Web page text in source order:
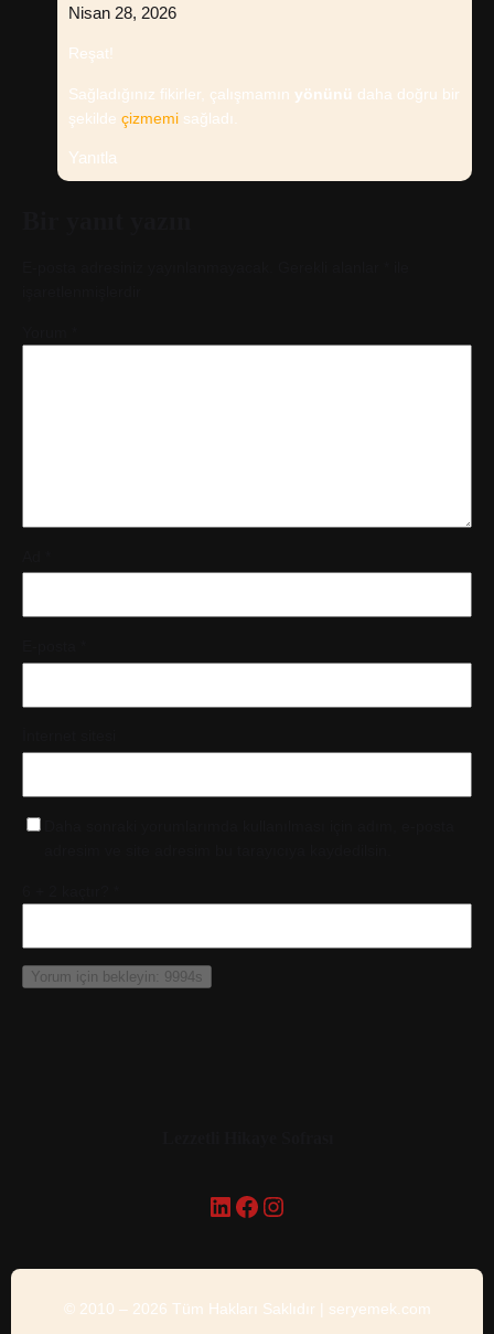
Nisan 28, 2026
Reşat!
Sağladığınız fikirler, çalışmamın yönünü daha doğru bir
şekilde çizmemi sağladı.
Yanıtla
LinkedIn Facebook Instagram
© 2010 – 2026 Tüm Hakları Saklıdır | seryemek.com